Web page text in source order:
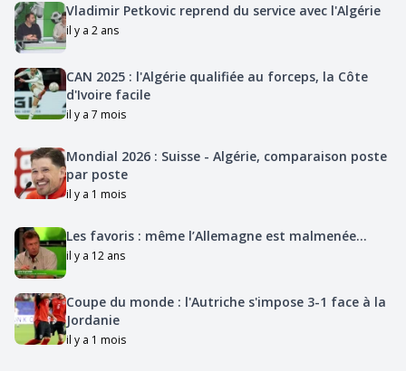
Vladimir Petkovic reprend du service avec l'Algérie
il y a 2 ans
CAN 2025 : l'Algérie qualifiée au forceps, la Côte
d'Ivoire facile
il y a 7 mois
Mondial 2026 : Suisse - Algérie, comparaison poste
par poste
il y a 1 mois
Les favoris : même l’Allemagne est malmenée…
il y a 12 ans
Coupe du monde : l'Autriche s'impose 3-1 face à la
Jordanie
il y a 1 mois